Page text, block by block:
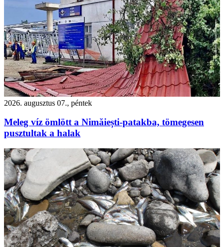
2026. augusztus 07., péntek
Meleg víz ömlött a Nimăiești-patakba, tömegesen
pusztultak a halak